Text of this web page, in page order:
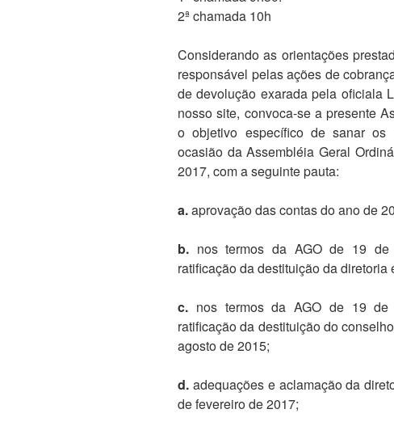
2ª chamada 10h
Considerando as orientações
responsável pelas ações de
de devolução exarada pela oficiala
nosso site, convoca-se a presente
o objetivo específico de sanar os
ocasião da Assembléia Geral
2017, com a seguinte pauta:
a.aprovação das contas do ano de
b. nos termos da AGO de 19
ratificação da destituição da
c. nos termos da AGO de 19
ratificação da destituição do
agosto de 2015;
d. adequações e aclamação da
de fevereiro de 2017;